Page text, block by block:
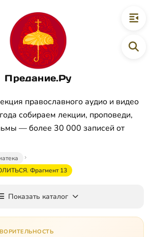
Предание.Ру
православного аудио и видео
собираем лекции, проповеди,
— более 30 000 записей от
Фрагмент 13
Показать каталог